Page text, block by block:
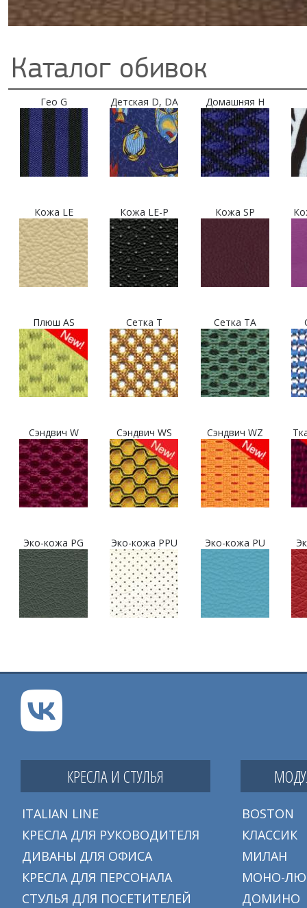
Каталог обивок
Гео G Детская D, DA Домашняя H
Кожа LE Кожа LE-P Кожа SP
Плюш AS Сетка T Сетка TA
Сэндвич W Сэндвич WS Сэндвич WZ
Эко-кожа PG Эко-кожа PPU Эко-кожа PU
КРЕСЛА И СТУЛЬЯ
ITALIAN LINE
КРЕСЛА ДЛЯ РУКОВОДИТЕЛЯ
ДИВАНЫ ДЛЯ ОФИСА
КРЕСЛА ДЛЯ ПЕРСОНАЛА
СТУЛЬЯ ДЛЯ ПОСЕТИТЕЛЕЙ
BOSTON
КЛАССИК
МИЛАН
МОНО-
ДОМИНО